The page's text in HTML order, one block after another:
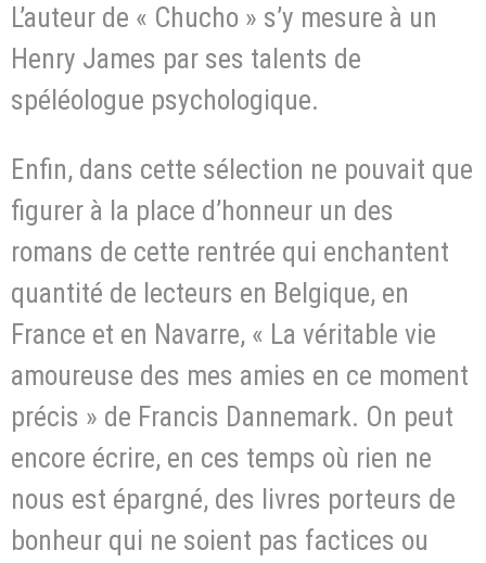
L’auteur de « Chucho » s’y mesure à un
Henry James par ses talents de
spéléologue psychologique.
Enfin, dans cette sélection ne pouvait que
figurer à la place d’honneur un des
romans de cette rentrée qui enchantent
quantité de lecteurs en Belgique, en
France et en Navarre, « La véritable vie
amoureuse des mes amies en ce moment
précis » de Francis Dannemark. On peut
encore écrire, en ces temps où rien ne
nous est épargné, des livres porteurs de
bonheur qui ne soient pas factices ou